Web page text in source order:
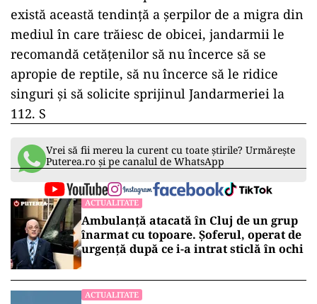
există această tendință a șerpilor de a migra din
mediul în care trăiesc de obicei, jandarmii le
recomandă cetățenilor să nu încerce să se
apropie de reptile, să nu încerce să le ridice
singuri și să solicite sprijinul Jandarmeriei la
112. S
Vrei să fii mereu la curent cu toate știrile? Urmărește
Puterea.ro și pe canalul de WhatsApp
ACTUALITATE
Ambulanță atacată în Cluj de un grup
înarmat cu topoare. Șoferul, operat de
urgență după ce i-a intrat sticlă în ochi
ACTUALITATE